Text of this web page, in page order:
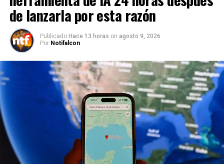
de lanzarla por esta razón
Publicado Hace 13 horas on agosto 9, 2026
Por Notifalcon